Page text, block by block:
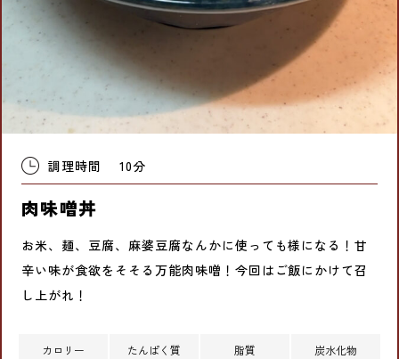
調理時間 10分
肉味噌丼
お米、麺、豆腐、麻婆豆腐なんかに使っても様になる！甘
辛い味が食欲をそそる万能肉味噌！今回はご飯にかけて召
し上がれ！
カロリー たんぱく質 脂質 炭水化物